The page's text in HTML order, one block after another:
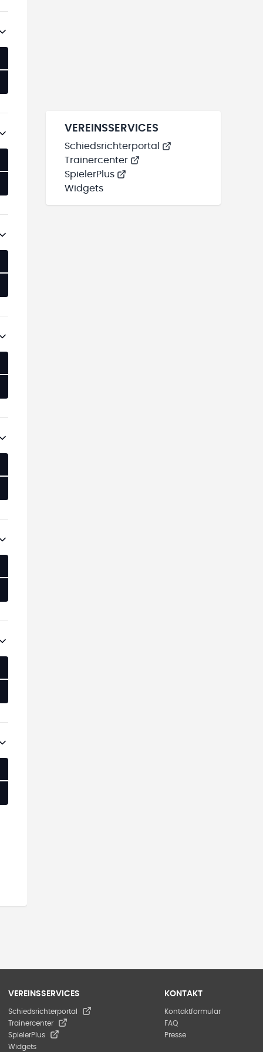
VEREINSSERVICES
Schiedsrichterportal
Trainercenter
SpielerPlus
Widgets
VEREINSSERVICES
Schiedsrichterportal
Trainercenter
SpielerPlus
Widgets
KONTAKT
Kontaktformular
FAQ
Presse